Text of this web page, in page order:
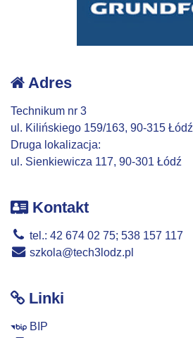
Adres
Technikum nr 3
ul. Kilińskiego 159/163, 90-315 Łódź
Druga lokalizacja:
ul. Sienkiewicza 117, 90-301 Łódź
Kontakt
tel.: 42 674 02 75; 538 157 117
szkola@tech3lodz.pl
Linki
BIP